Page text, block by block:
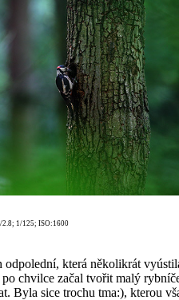
2.8; 1/125; ISO:1600
která několikrát
po chvilce začal tvořit malý
Byla sice trochu tma:), kterou